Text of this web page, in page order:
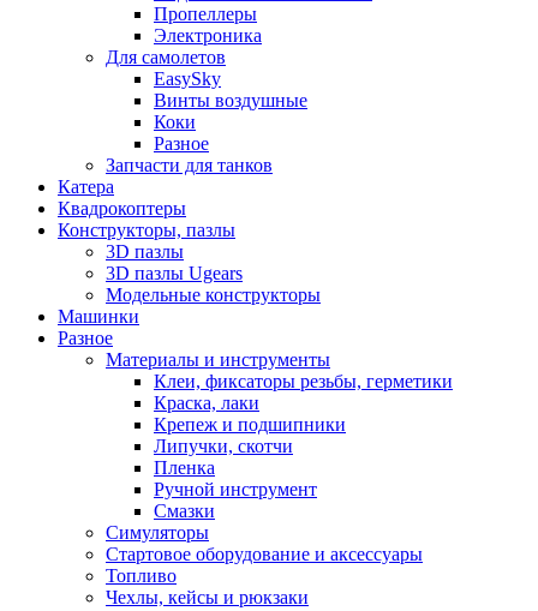
Пропеллеры
Электроника
Для самолетов
EasySky
Винты воздушные
Коки
Разное
Запчасти для танков
Катера
Квадрокоптеры
Конструкторы, пазлы
3D пазлы
3D пазлы Ugears
Модельные конструкторы
Машинки
Разное
Материалы и инструменты
Клеи, фиксаторы резьбы, герметики
Краска, лаки
Крепеж и подшипники
Липучки, скотчи
Пленка
Ручной инструмент
Смазки
Симуляторы
Стартовое оборудование и аксессуары
Топливо
Чехлы, кейсы и рюкзаки